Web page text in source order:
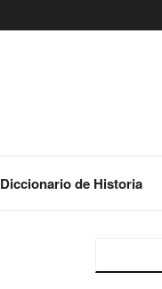
Diccionario de Historia